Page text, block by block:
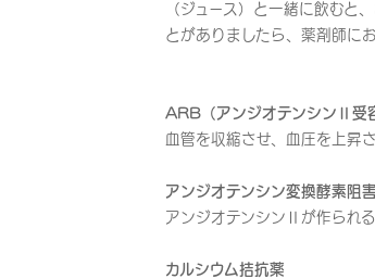
（ジュース）と一緒に飲むと
とがありましたら、薬剤師に
ARB（アンジオテンシンⅡ受
血管を収縮させ、血圧を上昇
アンジオテンシン変換酵素阻
アンジオテンシンⅡが作られ
カルシウム拮抗薬